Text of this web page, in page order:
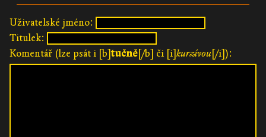
Uživatelské jméno:
Titulek:
Komentář (lze psát i [b]tučně[/b] či [i]kurzívou[/i]):